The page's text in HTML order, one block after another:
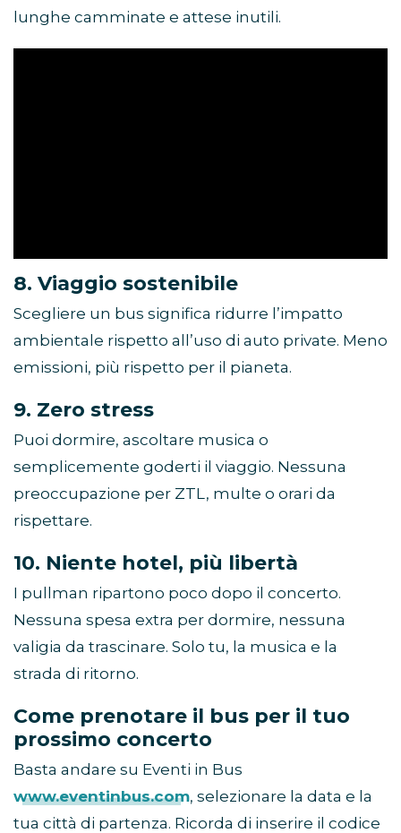
lunghe camminate e attese inutili.
8. Viaggio sostenibile
Scegliere un bus significa ridurre l’impatto
ambientale rispetto all’uso di auto private. Meno
emissioni, più rispetto per il pianeta.
9. Zero stress
Puoi dormire, ascoltare musica o
semplicemente goderti il viaggio. Nessuna
preoccupazione per ZTL, multe o orari da
rispettare.
10. Niente hotel, più libertà
I pullman ripartono poco dopo il concerto.
Nessuna spesa extra per dormire, nessuna
valigia da trascinare. Solo tu, la musica e la
strada di ritorno.
Come prenotare il bus per il tuo
prossimo concerto
Basta andare su Eventi in Bus
www.eventinbus.com, selezionare la data e la
tua città di partenza. Ricorda di inserire il codice